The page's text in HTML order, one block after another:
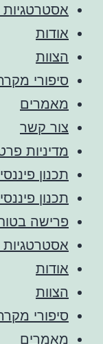
אסטרטגיות
אודות
הצוות
סיפורי
מאמרים
צור קשר
מדיניות
תכנון
תכנון
פרישה
אסטרטגיות
אודות
הצוות
סיפורי
מאמרים